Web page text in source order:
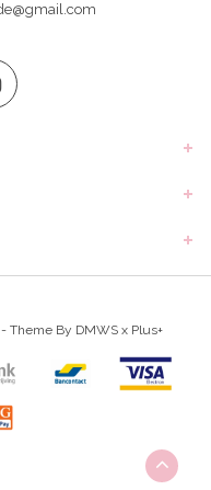
- Theme By DMWS x Plus+